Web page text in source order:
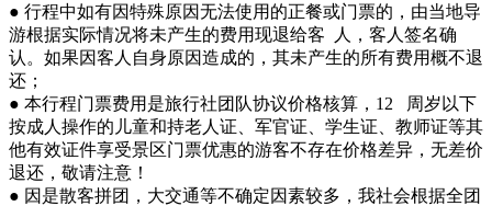
● 行程中如有因特殊原因无法使用的正餐或门票的，由当地导
游根据实际情况将未产生的费用现退给客 人，客人签名确
认。如果因客人自身原因造成的，其未产生的所有费用概不退
还；
● 本行程门票费用是旅行社团队协议价格核算，12 周岁以下
按成人操作的儿童和持老人证、军官证、学生证、教师证等其
他有效证件享受景区门票优惠的游客不存在价格差异，无差价
退还，敬请注意！
● 因是散客拼团，大交通等不确定因素较多，我社会根据全团